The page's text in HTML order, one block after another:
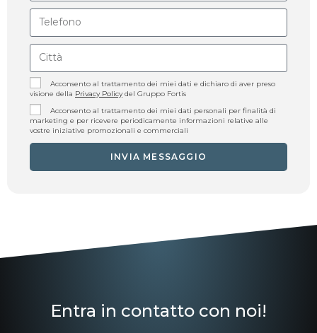
Acconsento al trattamento dei miei dati e dichiaro di aver preso
visione della Privacy Policydel Gruppo Fortis
Acconsento al trattamento dei miei dati personali per finalità di
marketing e per ricevere periodicamente informazioni relative alle
vostre iniziative promozionali e commerciali
INVIA MESSAGGIO
Entra in contatto con noi!